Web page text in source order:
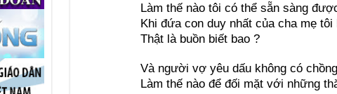
Làm thế nào tôi có thể sẵn sàng
Khi đứa con duy nhất của cha mẹ tôi
Thật là buồn biết bao ?
Và người vợ yêu dấu không có
Làm thế nào để đối mặt với những